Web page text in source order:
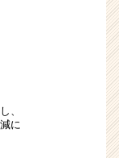
、
に